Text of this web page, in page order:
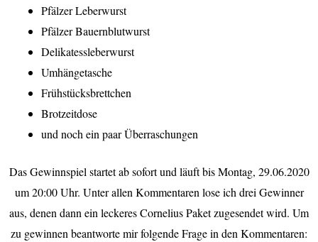
Pfälzer Leberwurst
Pfälzer Bauernblutwurst
Delikatessleberwurst
Umhängetasche
Frühstücksbrettchen
Brotzeitdose
und noch ein paar Überraschungen
Das Gewinnspiel startet ab sofort und läuft bis Montag, 29.06.2020
um 20:00 Uhr. Unter allen Kommentaren lose ich drei Gewinner
aus, denen dann ein leckeres Cornelius Paket zugesendet wird. Um
zu gewinnen beantworte mir folgende Frage in den Kommentaren: